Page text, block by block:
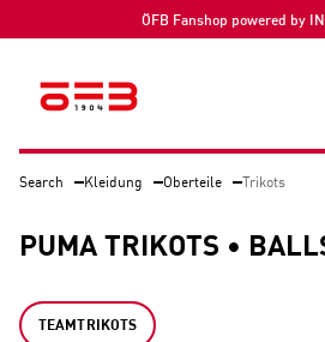
ÖFB Fanshop powered by
Search Kleidung Oberteile Trikots
PUMA TRIKOTS •
TEAMTRIKOTS